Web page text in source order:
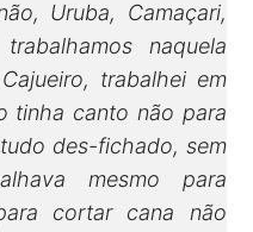
Uruba, Camaçari,
naquela
trabalhei em
tinha canto não para
des-fichado, sem
mesmo para
cortar cana não